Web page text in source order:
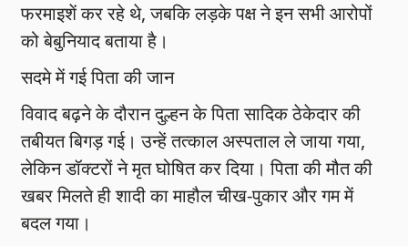
फरमाइशें कर रहे थे, जबकि लड़के पक्ष ने इन सभी आरोपों
को बेबुनियाद बताया है।
सदमे में गई पिता की जान
विवाद बढ़ने के दौरान दुल्हन के पिता सादिक ठेकेदार की
तबीयत बिगड़ गई। उन्हें तत्काल अस्पताल ले जाया गया,
लेकिन डॉक्टरों ने मृत घोषित कर दिया। पिता की मौत की
खबर मिलते ही शादी का माहौल चीख-पुकार और गम में
बदल गया।